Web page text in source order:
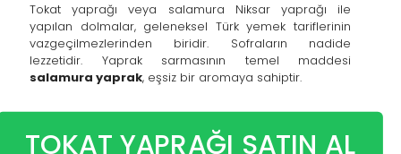
Tokat yaprağı veya salamura Niksar yaprağı ile
yapılan dolmalar, geleneksel Türk yemek tariflerinin
vazgeçilmezlerinden biridir. Sofraların nadide
lezzetidir. Yaprak sarmasının temel maddesi
salamura yaprak, eşsiz bir aromaya sahiptir.
TOKAT YAPRAĞI SATIN AL